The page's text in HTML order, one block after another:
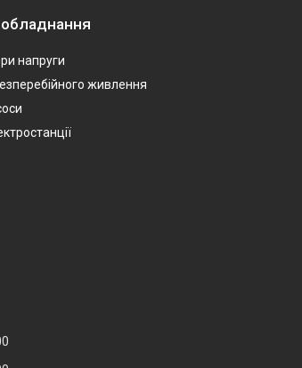
напруги
живлення